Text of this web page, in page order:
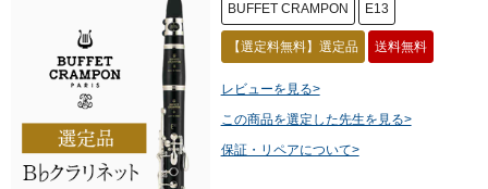
BUFFET CRAMPON E13
【選定料無料】選定品 送料無料
レビューを見る>
この商品を選定した先生を見る>
保証・リペアについて>